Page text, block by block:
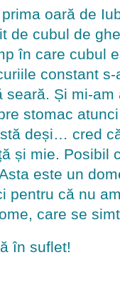
oară de
de cubul de
în care cubul
constant
seară. Și mi-am
stomac
deși… cred
și mie. Posibil
este un
pentru că nu
care se
în suflet!